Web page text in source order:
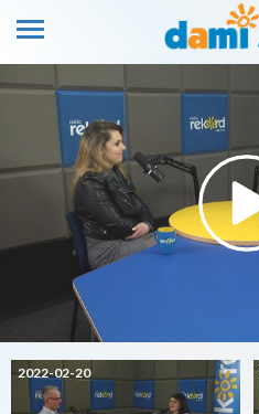
2022-02-20